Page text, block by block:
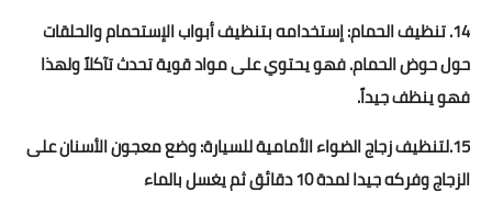
14. تنظيف الحمام: إستخدامه بتنظيف أبواب الإستحمام والحلقات
حول حوض الحمام. فهو يحتوي على مواد قوية تحدث تآكلاً ولهذا
فهو ينظف جيداً.
15.لتنظيف زجاج الضواء الأمامية للسيارة: وضع معجون الأسنان على
الزجاج وفركه جيدا لمدة 10 دقائق ثم يغسل بالماء